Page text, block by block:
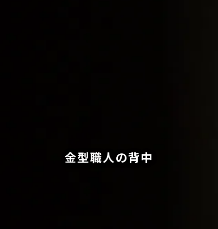
金型職人の背中